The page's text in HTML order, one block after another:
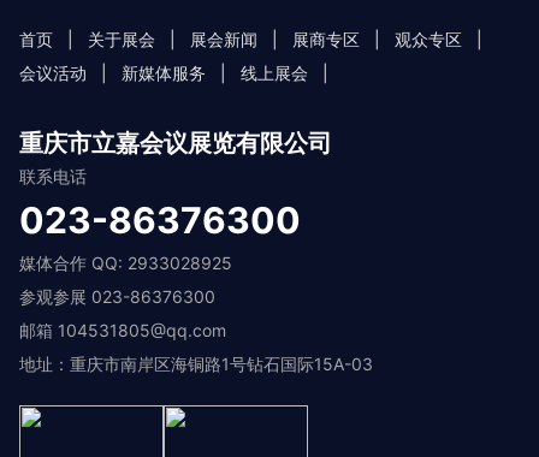
首页 关于展会 展会新闻 展商专区 观众专区
会议活动
新媒体服务 线上展会
重庆市立嘉会议展览有限公司
联系电话
023-86376300
媒体合作 QQ: 2933028925
参观参展 023-86376300
邮箱 104531805@qq.com
地址：重庆市南岸区海铜路1号钻石国际15A-03